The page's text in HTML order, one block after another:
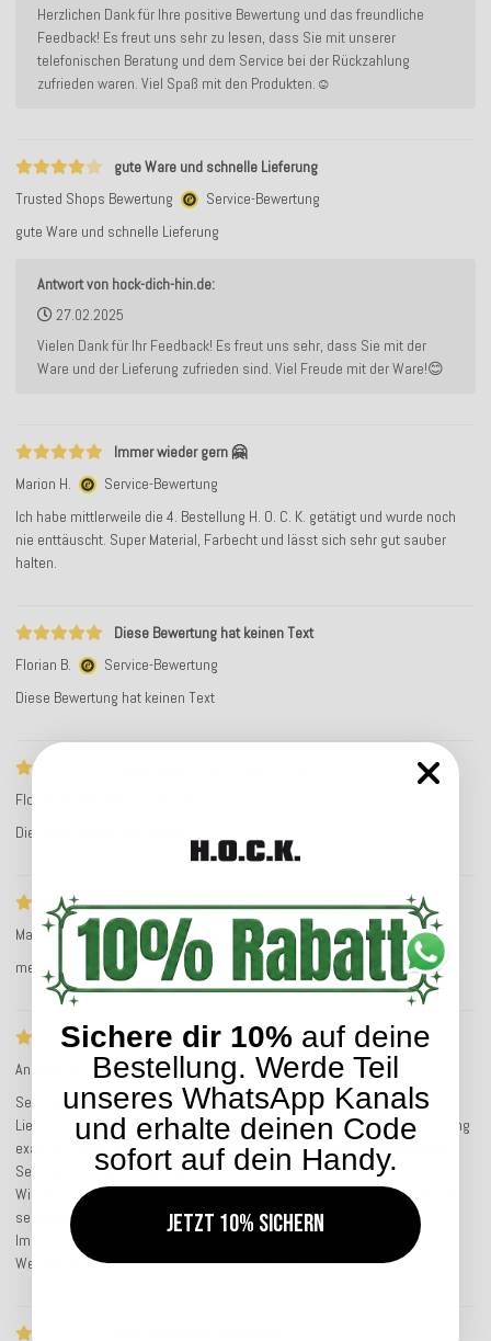
Herzlichen Dank für Ihre positive Bewertung und das freundliche
Feedback! Es freut uns sehr zu lesen, dass Sie mit unserer
telefonischen Beratung und dem Service bei der Rückzahlung
zufrieden waren. Viel Spaß mit den Produkten.☺️
gute Ware und schnelle Lieferung
Trusted Shops Bewertung
Service-Bewertung
gute Ware und schnelle Lieferung
Antwort von hock-dich-hin.de:
27.02.2025
Vielen Dank für Ihr Feedback! Es freut uns sehr, dass Sie mit der
Ware und der Lieferung zufrieden sind. Viel Freude mit der Ware!😊
Immer wieder gern 🤗
Marion H.
Service-Bewertung
Ich habe mittlerweile die 4. Bestellung H. O. C. K. getätigt und wurde noch
nie enttäuscht. Super Material, Farbecht und lässt sich sehr gut sauber
halten.
Diese Bewertung hat keinen Text
Florian B.
Service-Bewertung
Diese Bewertung hat keinen Text
Florian B.
Diese Bewertung hat keinen Text
meine Outdoorkissen sind wirklich toll
Marion L.
Service-Bewertung
meine Outdoorkissen sind wirklich toll, gute Qualität und klasse Farben
Sehr gute Ware! Hochwertig
Andreas S.
Service-Bewertung
Sehr gute Ware.
Lieferung erfolgte prompt. Nachlieferung wurde schon beim Bestellvorgang
exakt im voraus mitgeteilt und wurden dann termingerecht nachgeliefert.
Sehr gute Kundenbetreuung.
Wir haben insgesamt 15 Kissen bestellt. Ware ist hochwertig und hat ein
sehr gutes Preis Leistung Verhältnis.
Immer wieder.
Werden bestimmt noch weitere Ware dort bestellen.
Sichere dir 10% auf deine
Bestellung. Werde Teil
unseres WhatsApp Kanals
und erhalte deinen Code
sofort auf dein Handy.
Jetzt 10% sichern